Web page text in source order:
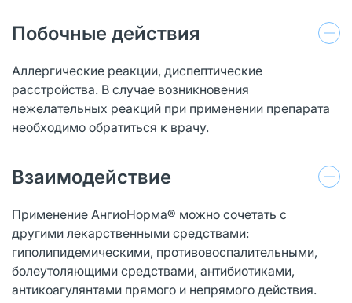
Побочные действия
Аллергические реакции, диспептические
расстройства. В случае возникновения
нежелательных реакций при применении препарата
необходимо обратиться к врачу.
Взаимодействие
Применение АнгиоНорма® можно сочетать с
другими лекарственными средствами:
гиполипидемическими, противовоспалительными,
болеутоляющими средствами, антибиотиками,
антикоагулянтами прямого и непрямого действия.